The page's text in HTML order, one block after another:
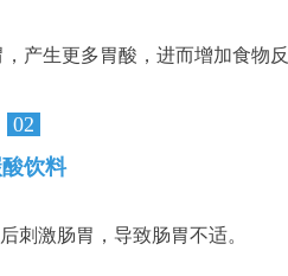
产生更多胃酸，进而增加食物
02
饮料
刺激肠胃，导致肠胃不适。